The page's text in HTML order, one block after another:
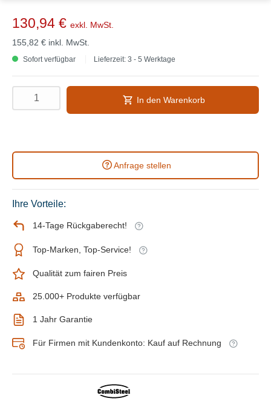
130,94 € exkl. MwSt.
155,82 € inkl. MwSt.
Sofort verfügbar Lieferzeit: 3 - 5 Werktage
In den Warenkorb
Anfrage stellen
Ihre Vorteile:
14-Tage Rückgaberecht!
Top-Marken, Top-Service!
Qualität zum fairen Preis
25.000+ Produkte verfügbar
1 Jahr Garantie
Für Firmen mit Kundenkonto: Kauf auf Rechnung